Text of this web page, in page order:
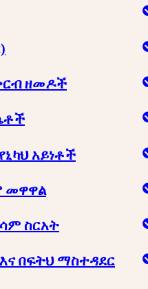
ዘመዶች
አይነቶች
መዋዋል
ስርአት
በፍትህ ማስተዳደር